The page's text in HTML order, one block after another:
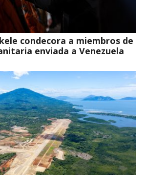
condecora a miembros de
enviada a Venezuela